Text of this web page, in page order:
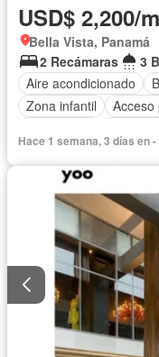
USD$ 2,200/
Bella Vista, Panamá
2 Recámaras
3
Aire acondicionado
Zona infantil
Acceso
Cocina integral
Vista panorámica
Hace 1 semana, 3 días en -